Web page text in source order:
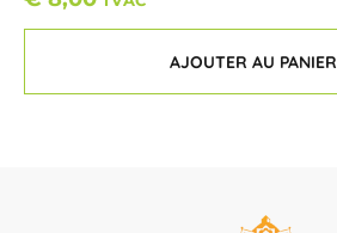
AJOUTER AU PANIER